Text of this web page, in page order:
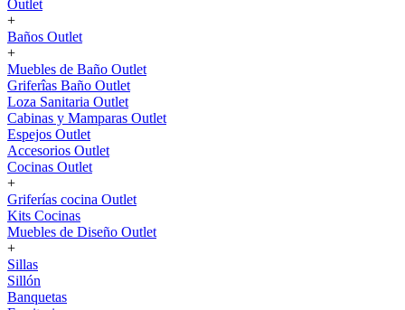
Outlet
+
Baños Outlet
+
Muebles de Baño Outlet
Griferîas Baño Outlet
Loza Sanitaria Outlet
Cabinas y Mamparas Outlet
Espejos Outlet
Accesorios Outlet
Cocinas Outlet
+
Griferías cocina Outlet
Kits Cocinas
Muebles de Diseño Outlet
+
Sillas
Sillón
Banquetas